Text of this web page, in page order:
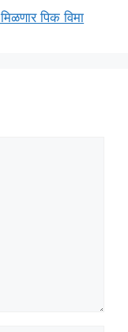
पिक विमा